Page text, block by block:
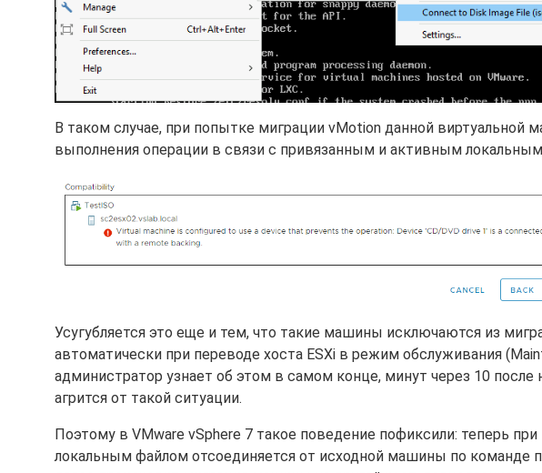
В таком случае, при попытке миграции vMotion данной
выполнения операции в связи с привязанным и активным локальным
Усугубляется это еще и тем, что такие машины исключаются из
автоматически при переводе хоста ESXi в режим обслуживания
администратор узнает об этом в самом конце, минут через 10 после
агрится от такой ситуации.
Поэтому в VMware vSphere 7 такое поведение пофиксили: теперь
локальным файлом отсоединяется от исходной машины по команде